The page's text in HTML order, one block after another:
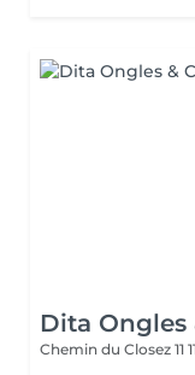
Dita Ongles
Chemin du Closez 11